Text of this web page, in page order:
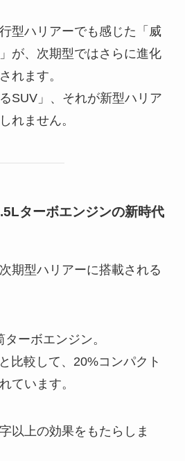
型ハリアーでも感じた「威
が、次期型ではさらに進化
れます。
SUV」、それが新型ハリア
れません。
ターボエンジンの新時代
期型ハリアーに搭載される
ーボエンジン。
比較して、20%コンパクト
ています。
以上の効果をもたらしま